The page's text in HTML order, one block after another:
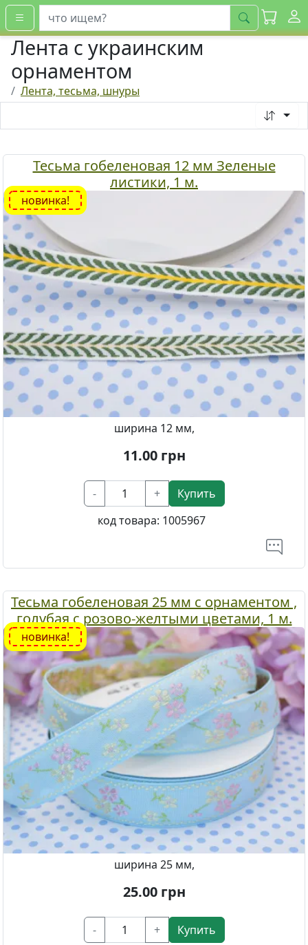
искать
Лента с украинским
орнаментом
Лента, тесьма, шнуры
Тесьма гобеленовая 12 мм Зеленые
листики, 1 м.
новинка!
ширина 12 мм,
11.00грн
- +
Купить
код товара: 1005967
Тесьма гобеленовая 25 мм с орнаментом ,
голубая с розово-желтыми цветами, 1 м.
новинка!
ширина 25 мм,
25.00грн
- +
Купить